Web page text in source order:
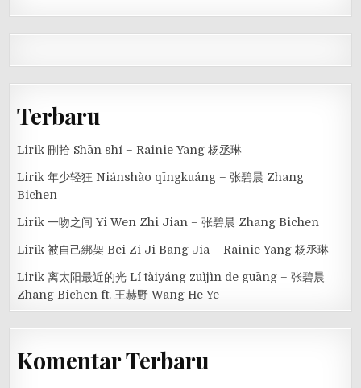
Terbaru
Lirik 刪拾 Shān shí – Rainie Yang 杨丞琳
Lirik 年少轻狂 Niánshào qīngkuáng – 张碧晨 Zhang
Bichen
Lirik 一吻之间 Yi Wen Zhi Jian – 张碧晨 Zhang Bichen
Lirik 被自己綁架 Bei Zi Ji Bang Jia – Rainie Yang 杨丞琳
Lirik 离太阳最近的光 Lí tàiyáng zuìjìn de guāng – 张碧晨
Zhang Bichen ft. 王赫野 Wang He Ye
Komentar Terbaru